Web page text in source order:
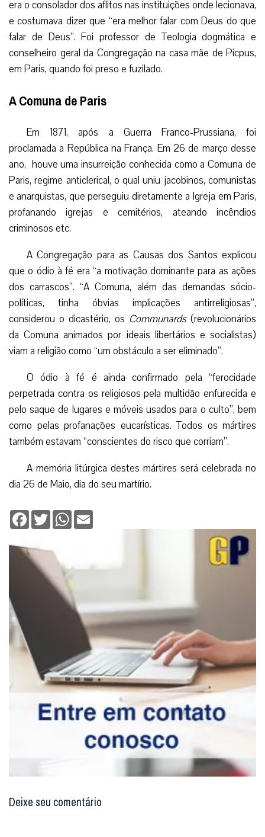
era o consolador dos aflitos nas instituições onde lecionava,
e costumava dizer que “era melhor falar com Deus do que
falar de Deus”. Foi professor de Teologia dogmática e
conselheiro geral da Congregação na casa mãe de Picpus,
em Paris, quando foi preso e fuzilado.
A Comuna de Paris
Em 1871, após a Guerra Franco-Prussiana, foi
proclamada a República na França. Em 26 de março desse
ano, houve uma insurreição conhecida como a Comuna de
Paris, regime anticlerical, o qual uniu jacobinos, comunistas
e anarquistas, que perseguiu diretamente a Igreja em Paris,
profanando igrejas e cemitérios, ateando incêndios
criminosos etc.
A Congregação para as Causas dos Santos explicou
que o ódio à fé era “a motivação dominante para as ações
dos carrascos”. “A Comuna, além das demandas sócio-
políticas, tinha óbvias implicações antirreligiosas”,
considerou o dicastério, os Communards(revolucionários
da Comuna animados por ideais libertários e socialistas)
viam a religião como “um obstáculo a ser eliminado”.
O ódio à fé é ainda confirmado pela “ferocidade
perpetrada contra os religiosos pela multidão enfurecida e
pelo saque de lugares e móveis usados para o culto”, bem
como pelas profanações eucarísticas. Todos os mártires
também estavam “conscientes do risco que corriam”.
A memória litúrgica destes mártires será celebrada no
dia 26 de Maio, dia do seu martírio.
Facebook
TwitterWhatsApp
Deixe seu comentário